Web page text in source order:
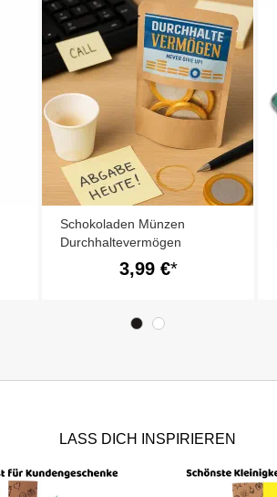
Schokoladen Münzen
Durchhaltevermögen
3,99 €
LASS DICH INSPIRIEREN